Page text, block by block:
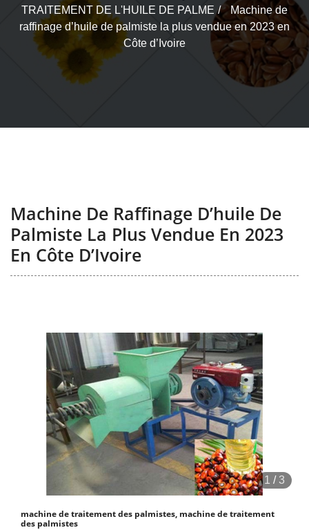
TRAITEMENT DE L'HUILE DE PALME
Machine de
raffinage d’huile de palmiste la plus vendue en 2023 en
Côte d’Ivoire
Machine De Raffinage D’huile De
Palmiste La Plus Vendue En 2023
En Côte D’Ivoire
1 /3
machine de traitement des palmistes, machine de traitement
des palmistes